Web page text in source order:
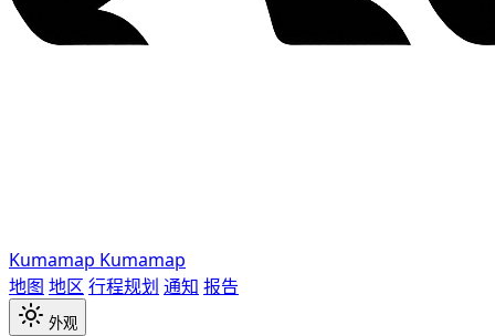
Kumamap Kumamap
地图 地区 行程规划 通知 报告
外观